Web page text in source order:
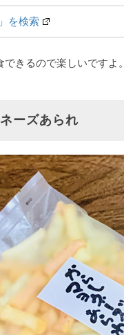
を検索
きるので楽しいですよ。
ーズあられ